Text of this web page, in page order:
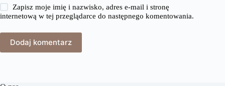
Zapisz moje imię i nazwisko, adres e-mail i stronę
internetową w tej przeglądarce do następnego komentowania.
Dodaj komentarz